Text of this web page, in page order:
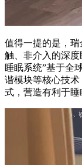
值得一提的是，
触、非介入的深
睡眠系统”基于全
谐模块等核心技
式，营造有利于睡